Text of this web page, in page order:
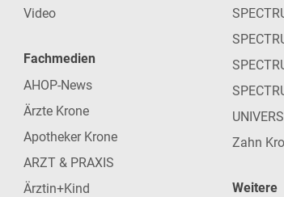
Video
Fachmedien
AHOP-News
Ärzte Krone
Apotheker Krone
ARZT & PRAXIS
Ärztin+Kind
Zahn
Weitere